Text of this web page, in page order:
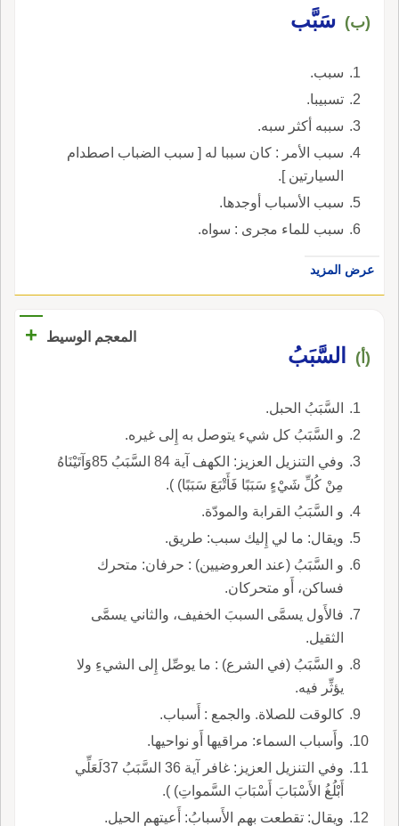
(ب) سَبَّب
سبب.
تسبيبا.
سببه أكثر سبه.
سبب الأمر : كان سببا له [ سبب الضباب اصطدام
السيارتين ].
سبب الأسباب أوجدها.
سبب للماء مجرى : سواه.
عرض المزيد
المعجم الوسيط +
(أ) السَّبَبُ
السَّبَبُ الحبل.
و السَّبَبُ كل شيء يتوصل به إِلى غيره.
وفي التنزيل العزيز: الكهف آية 84 السَّبَبُ 85وَآتَيْنَاهُ
مِنْ كُلِّ شَيْءٍ سَبَبًا فَأَتْبَعَ سَبَبًا) ).
و السَّبَبُ القرابة والمودّة.
ويقال: ما لي إِليك سبب: طريق.
و السَّبَبُ (عند العروضيين) : حرفان: متحرك
فساكن، أَو متحركان.
فالأَول يسمَّى السببَ الخفيف، والثاني يسمَّى
الثقيل.
و السَّبَبُ (في الشرع) : ما يوصِّل إِلى الشيءِ ولا
يؤثِّر فيه.
كالوقت للصلاة. والجمع : أَسباب.
وأَسباب السماء: مراقيها أَو نواحيها.
وفي التنزيل العزيز: غافر آية 36 السَّبَبُ 37لَعَلِّي
أَبْلُغُ الأَسْبَابَ أَسْبَابَ السَّمواتِ) ).
ويقال: تقطعت بهم الأَسبابُ: أَعيتهم الحيل.